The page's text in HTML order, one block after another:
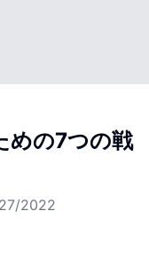
めの7つの戦
2022